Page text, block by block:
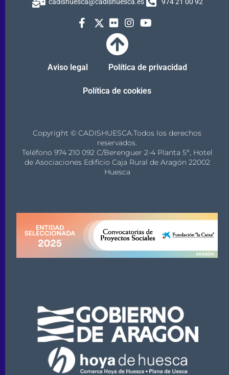
Aviso legal Política de privacidad
Política de cookies
Copyright © CADISHUESCA.Todos los derechos
reservados.
Teléfono 974 210 092 C/Berenguer 2-4 Planta 5ª, Hotel
de Asociaciones Edificio Caja Rural de Aragón 22002
Huesca